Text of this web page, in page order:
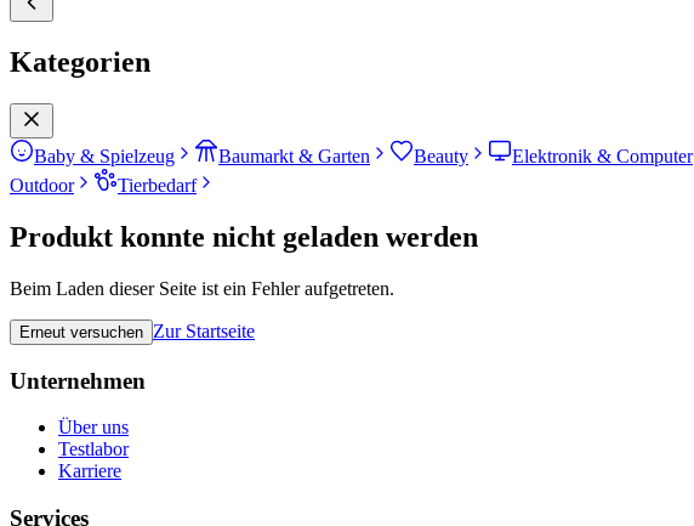
Kategorien
Baby & Spielzeug Baumarkt & Garten Beauty Elektronik & Computer
Outdoor
Tierbedarf
Produkt konnte nicht geladen werden
Beim Laden dieser Seite ist ein Fehler aufgetreten.
Erneut versuchen Zur Startseite
Unternehmen
Über uns
Testlabor
Karriere
Services